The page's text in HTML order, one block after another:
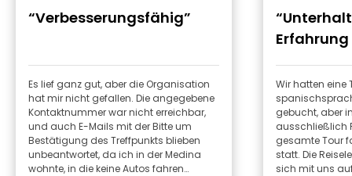
“Verbesserungsfähig”
Es lief ganz gut, aber die Organisation
hat mir nicht gefallen. Die angegebene
Kontaktnummer war nicht erreichbar,
und auch E-Mails mit der Bitte um
Bestätigung des Treffpunkts blieben
unbeantwortet, da ich in der Medina
wohnte, in die keine Autos fahren
Erfahrung
Wir hatten eine
gebucht, aber
ausschließlich
gesamte Tour
statt. Die
sich mit uns